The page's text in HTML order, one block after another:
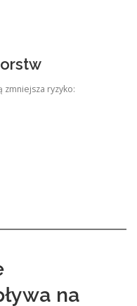
zmniejsza ryzyko:
na